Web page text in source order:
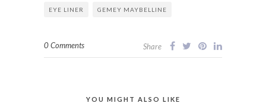
EYE LINER GEMEY MAYBELLINE
0 Comments Share
YOU MIGHT ALSO LIKE